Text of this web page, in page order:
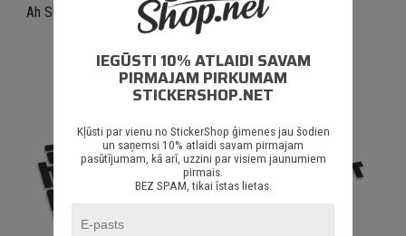
Ah Shit Here We Go Again #2
€ 1.50
Simon's Cat Crap
€ 1.35
IEGŪSTI 10% ATLAIDI SAVAM
PIRMAJAM PIRKUMAM
STICKERSHOP.NET
Kļūsti par vienu no StickerShop ģimenes jau šodien
un saņemsi 10% atlaidi savam pirmajam
pasūtījumam, kā arī, uzzini par visiem jaunumiem
pirmais.
BEZ SPAM, tikai īstas lietas.